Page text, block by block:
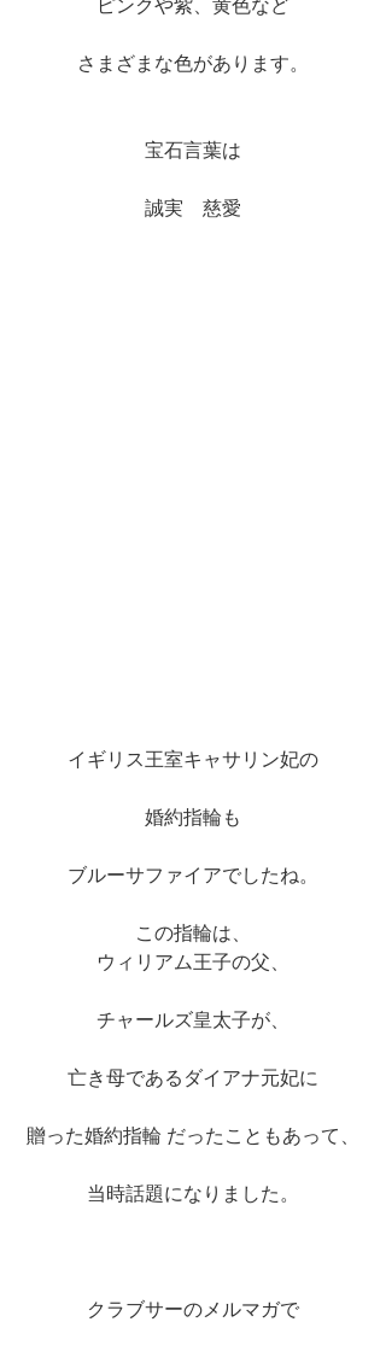
ピンクや紫、黄色など
さまざまな色があります。
宝石言葉は
誠実　慈愛
イギリス王室キャサリン妃の
婚約指輪も
ブルーサファイアでしたね。
この指輪は、
ウィリアム王子の父、
チャールズ皇太子が、
亡き母であるダイアナ元妃に
贈った婚約指輪 だったこともあって、
当時話題になりました。
クラブサーのメルマガで